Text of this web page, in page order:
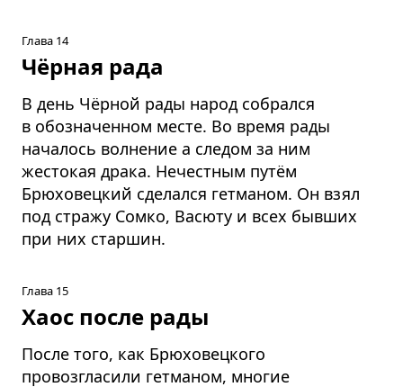
Глава 14
Чёрная рада
В день Чёрной рады народ собрался
в обозначенном месте. Во время рады
началось волнение а следом за ним
жестокая драка. Нечестным путём
Брюховецкий сделался гетманом. Он взял
под стражу Сомко, Васюту и всех бывших
при них старшин.
Глава 15
Хаос после рады
После того, как Брюховецкого
провозгласили гетманом, многие